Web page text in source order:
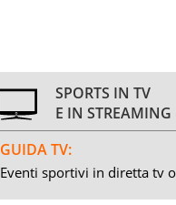
SPORTS IN TV
E IN STREAMING
GUIDA TV:
Eventi sportivi in diretta tv